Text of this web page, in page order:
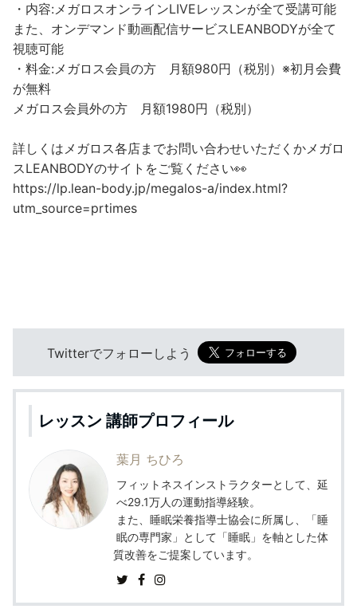
・内容:メガロスオンラインLIVEレッスンが全て受講可能
また、オンデマンド動画配信サービスLEANBODYが全て
視聴可能
・料金:メガロス会員の方 月額980円（税別）※初月会費
が無料
メガロス会員外の方 月額1980円（税別）
詳しくはメガロス各店までお問い合わせいただくかメガロ
スLEANBODYのサイトをご覧ください👀
https://lp.lean-body.jp/megalos-a/index.html?
utm_source=prtimes
Twitterでフォローしよう
レッスン 講師プロフィール
葉月 ちひろ
フィットネスインストラクターとして、延
べ29.1万人の運動指導経験。
また、睡眠栄養指導士協会に所属し、「睡
眠の専門家」として「睡眠」を軸とした体
質改善をご提案しています。